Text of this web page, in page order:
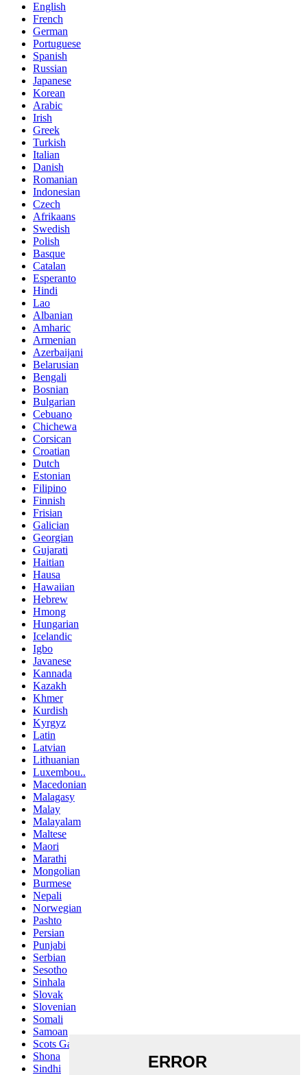
English
French
German
Portuguese
Spanish
Russian
Japanese
Korean
Arabic
Irish
Greek
Turkish
Italian
Danish
Romanian
Indonesian
Czech
Afrikaans
Swedish
Polish
Basque
Catalan
Esperanto
Hindi
Lao
Albanian
Amharic
Armenian
Azerbaijani
Belarusian
Bengali
Bosnian
Bulgarian
Cebuano
Chichewa
Corsican
Croatian
Dutch
Estonian
Filipino
Finnish
Frisian
Galician
Georgian
Gujarati
Haitian
Hausa
Hawaiian
Hebrew
Hmong
Hungarian
Icelandic
Igbo
Javanese
Kannada
Kazakh
Khmer
Kurdish
Kyrgyz
Latin
Latvian
Lithuanian
Luxembou..
Macedonian
Malagasy
Malay
Malayalam
Maltese
Maori
Marathi
Mongolian
Burmese
Nepali
Norwegian
Pashto
Persian
Punjabi
Serbian
Sesotho
Sinhala
Slovak
Slovenian
Somali
Samoan
Scots Gaelic
Shona
Sindhi